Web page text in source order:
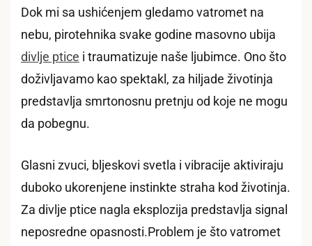
Dok mi sa ushićenjem gledamo vatromet na
nebu, pirotehnika svake godine masovno ubija
divlje ptice i traumatizuje naše ljubimce. Ono što
doživljavamo kao spektakl, za hiljade životinja
predstavlja smrtonosnu pretnju od koje ne mogu
da pobegnu.
Glasni zvuci, bljeskovi svetla i vibracije aktiviraju
duboko ukorenjene instinkte straha kod životinja.
Za divlje ptice nagla eksplozija predstavlja signal
neposredne opasnosti.Problem je što vatromet